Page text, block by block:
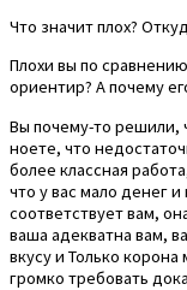
Что значит плох?
Плохи вы по
ориентир? А почему
Вы почему-то решили,
ноете, что
более классная
что у вас мало денег
соответствует вам,
ваша адекватна вам,
вкусу и Только
громко требовать